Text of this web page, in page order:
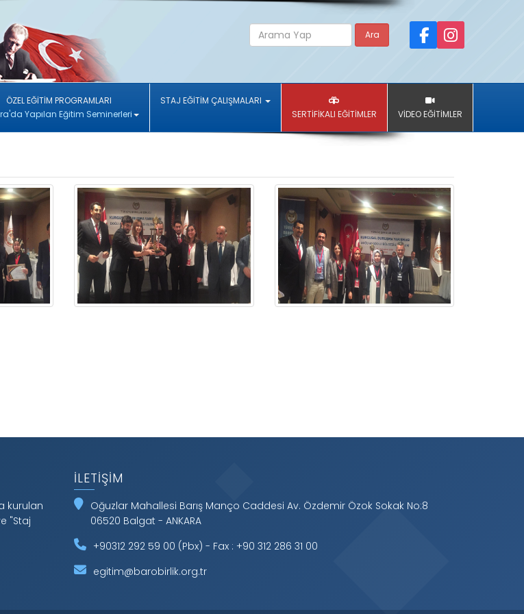
Ara
ÖZEL EĞİTİM PROGRAMLARI
Yapılan Eğitim Seminerleri
STAJ EĞİTİM ÇALIŞMALARI
SERTİFİKALI EĞİTİMLER
VİDEO EĞİTİMLER
kurulan
"Staj
İLETIŞIM
Oğuzlar Mahallesi Barış Manço Caddesi Av. Özdemir Özok Sokak No:8
06520 Balgat - ANKARA
+90312 292 59 00 (Pbx) - Fax : +90 312 286 31 00
egitim@barobirlik.org.tr